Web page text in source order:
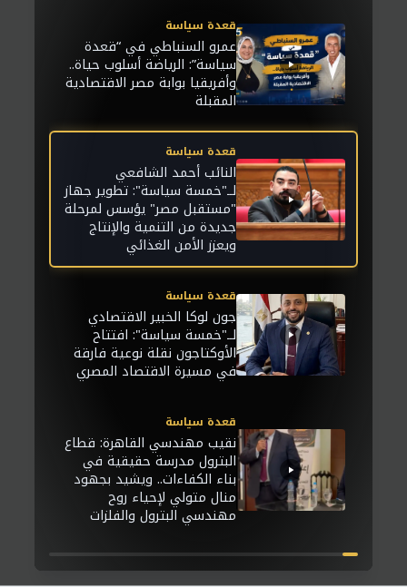
قعدة سياسة
عمرو السنباطي في “قعدة
سياسة”: الرياضة أسلوب حياة..
وأفريقيا بوابة مصر الاقتصادية
المقبلة
قعدة سياسة
النائب أحمد الشافعي
لــ"خمسة سياسة": تطوير جهاز
"مستقبل مصر" يؤسس لمرحلة
جديدة من التنمية والإنتاج
ويعزز الأمن الغذائي
قعدة سياسة
جون لوكا الخبير الاقتصادي
لــ"خمسة سياسة": افتتاح
الأوكتاجون نقلة نوعية فارقة
في مسيرة الاقتصاد المصري
قعدة سياسة
نقيب مهندسي القاهرة: قطاع
البترول مدرسة حقيقية في
بناء الكفاءات.. ويشيد بجهود
منال متولي لإحياء روح
مهندسي البترول والفلزات